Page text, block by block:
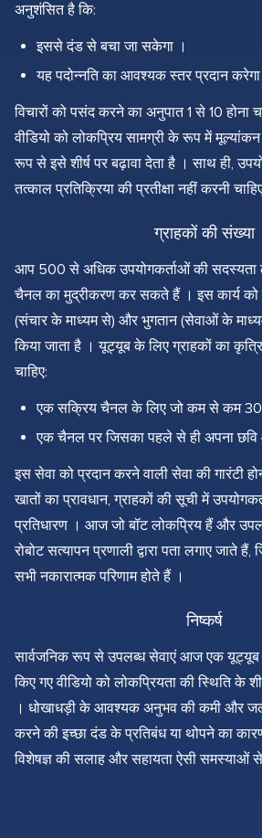
अनुशंसित है कि:
इससे दंड से बचा जा सकेगा ।
यह पदोन्नति का आवश्यक स्तर प्रदान
विचारों को पसंद करने का अनुपात 1 से 10 होना
वीडियो को लोकप्रिय सामग्री के रूप में
रूप से इसे शीर्ष पर बढ़ावा देता है । साथ ही,
तत्काल प्रतिक्रिया की प्रतीक्षा नहीं करनी
ग्राहकों की संख्या
आप 500 से अधिक उपयोगकर्ताओं की
चैनल का मुद्रीकरण कर सकते हैं । इस कार्य को
(संचार के माध्यम से) और भुगतान (सेवाओं के
किया जाता है । यूट्यूब के लिए ग्राहकों का
चाहिए:
एक सक्रिय चैनल के लिए जो कम से कम 30
एक चैनल पर जिसका पहले से ही अपना
इस सेवा को प्रदान करने वाली सेवा की गारंटी
खातों का प्रावधान, ग्राहकों की सूची में
प्रतिधारण । आज जो बॉट लोकप्रिय हैं और
रोबोट सत्यापन प्रणाली द्वारा पता लगाए
सभी नकारात्मक परिणाम होते हैं ।
निष्कर्ष
सार्वजनिक रूप से उपलब्ध सेवाएं आज एक यूट्यूब
किए गए वीडियो को लोकप्रियता की स्थिति के
। धोखाधड़ी के आवश्यक अनुभव की कमी और
करने की इच्छा दंड के प्रतिबंध या थोपने का
विशेषज्ञ की सलाह और सहायता ऐसी समस्याओं